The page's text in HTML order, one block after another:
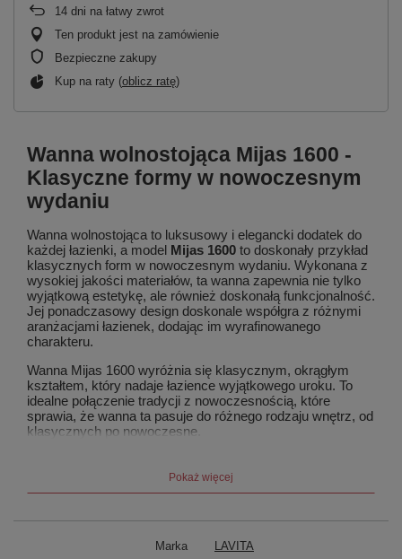
14 dni na łatwy zwrot
Ten produkt jest na zamówienie
Bezpieczne zakupy
Kup na raty (oblicz ratę)
Wanna wolnostojąca Mijas 1600 -
Klasyczne formy w nowoczesnym
wydaniu
Wanna wolnostojąca to luksusowy i elegancki dodatek do
każdej łazienki, a model Mijas 1600 to doskonały przykład
klasycznych form w nowoczesnym wydaniu. Wykonana z
wysokiej jakości materiałów, ta wanna zapewnia nie tylko
wyjątkową estetykę, ale również doskonałą funkcjonalność.
Jej ponadczasowy design doskonale współgra z różnymi
aranżacjami łazienek, dodając im wyrafinowanego
charakteru.
Wanna Mijas 1600 wyróżnia się klasycznym, okrągłym
kształtem, który nadaje łazience wyjątkowego uroku. To
idealne połączenie tradycji z nowoczesnością, które
sprawia, że wanna ta pasuje do różnego rodzaju wnętrz, od
klasycznych po nowoczesne.
także bardzo funkcjonalna. Jej pojemność i wygodny
kształt zapewniają komfort podczas kąpieli, a specjalne
temperaturę, pozwalając na relaksujące chwile na co dzień.
idealnie komponują się z
Pokaż więcej
Marka LAVITA